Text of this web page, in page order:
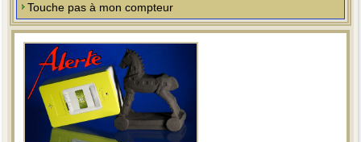
Touche pas à mon compteur